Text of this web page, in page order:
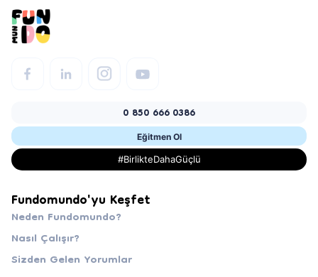
0 850 666 0386
Eğitmen Ol
#BirlikteDahaGüçlü
Fundomundo'yu Keşfet
Neden Fundomundo?
Nasıl Çalışır?
Sizden Gelen Yorumlar